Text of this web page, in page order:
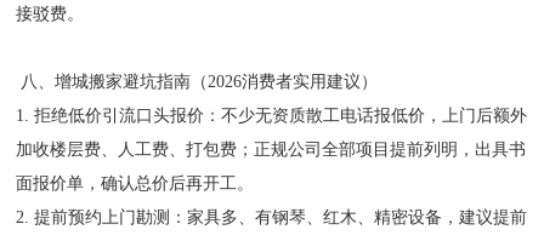
接驳费。
八、增城搬家避坑指南（2026消费者实用建议）
1. 拒绝低价引流口头报价：不少无资质散工电话报低价，上门后额外
加收楼层费、人工费、打包费；正规公司全部项目提前列明，出具书
面报价单，确认总价后再开工。
2. 提前预约上门勘测：家具多、有钢琴、红木、精密设备，建议提前